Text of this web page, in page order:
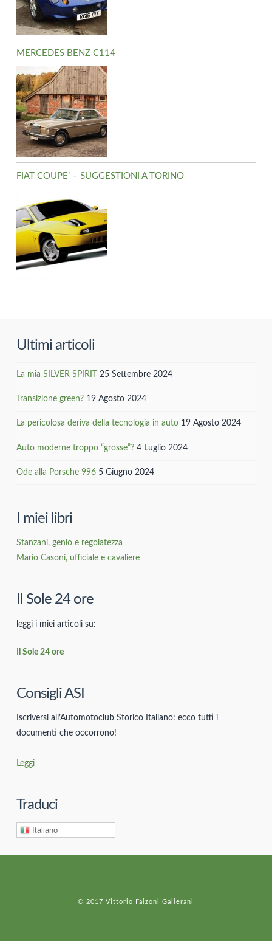
MERCEDES BENZ C114
FIAT COUPE’ – SUGGESTIONI A TORINO
Ultimi articoli
La mia SILVER SPIRIT 25 Settembre 2024
Transizione green? 19 Agosto 2024
La pericolosa deriva della tecnologia in auto 19 Agosto 2024
Auto moderne troppo “grosse”? 4 Luglio 2024
Ode alla Porsche 996 5 Giugno 2024
I miei libri
Stanzani, genio e regolatezza
Mario Casoni, ufficiale e cavaliere
Il Sole 24 ore
leggi i miei articoli su:
Il Sole 24 ore
Consigli ASI
Iscriversi all’Automotoclub Storico Italiano: ecco tutti i
documenti che occorrono!
Leggi
Traduci
Italiano
© 2017 Vittorio Falzoni Gallerani